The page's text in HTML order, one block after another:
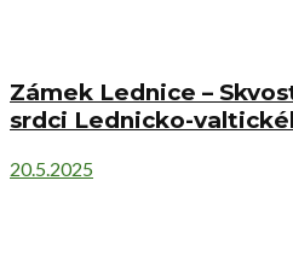
Zámek Lednice –
srdci Lednicko-
20.5.2025